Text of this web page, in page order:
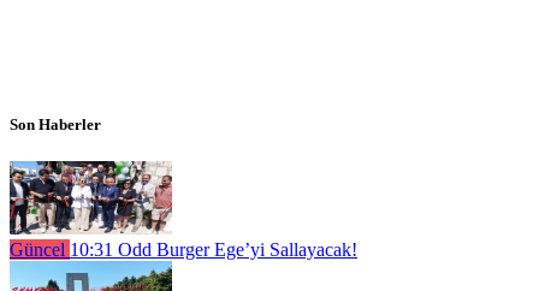
Son Haberler
Güncel 10:31 Odd Burger Ege’yi Sallayacak!